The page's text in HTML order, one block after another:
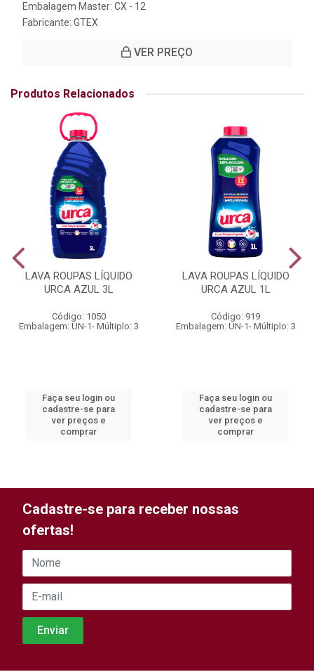
Embalagem Master: CX - 12
Fabricante: GTEX
VER PREÇO
Produtos Relacionados
LAVA ROUPAS LÍQUIDO
URCA AZUL 3L
Código: 1050
Embalagem: UN-1- Múltiplo: 3
Faça seu login ou
cadastre-se para
ver preços e
comprar
LAVA ROUPAS LÍQUIDO
URCA AZUL 1L
Código: 919
Embalagem: UN-1- Múltiplo: 3
Faça seu login ou
cadastre-se para
ver preços e
comprar
Cadastre-se para receber nossas
ofertas!